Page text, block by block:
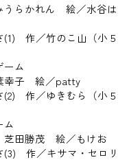
らかれん 絵／水谷は
(1) 作／竹のこ山（小５
ム
幸子 絵／patty
(2) 作／ゆきむら（小５
ム
田勝茂 絵／もけお
(3) 作／キサマ・セロリ